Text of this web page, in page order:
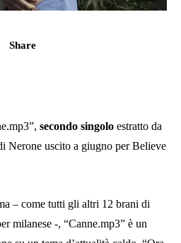
Share
secondo singolo estratto da
Nerone uscito a giugno per Believe
– come tutti gli altri 12 brani di
milanese -, “Canne.mp3” è un